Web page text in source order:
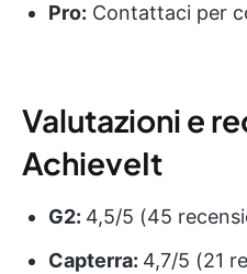
Pro: Contattaci per
Valutazioni e
AchieveIt
G2: 4,5/5 (45
Capterra: 4,7/5 (21